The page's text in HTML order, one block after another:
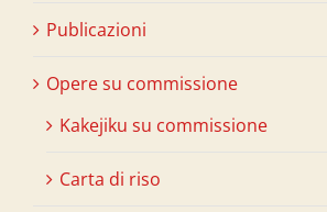
Publicazioni
Opere su commissione
Kakejiku su commissione
Carta di riso